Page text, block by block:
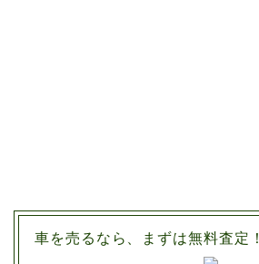
車を売るなら、まずは無料査定！